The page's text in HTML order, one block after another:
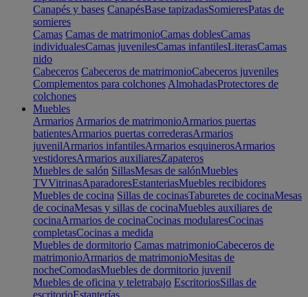
Canapés y bases CanapésBase tapizadasSomieresPatas de
somieres
Camas Camas de matrimonioCamas doblesCamas
individualesCamas juvenilesCamas infantilesLiterasCamas
nido
Cabeceros Cabeceros de matrimonioCabeceros juveniles
Complementos para colchones AlmohadasProtectores de
colchones
Muebles
Armarios Armarios de matrimonioArmarios puertas
batientesArmarios puertas correderasArmarios
juvenilArmarios infantilesArmarios esquinerosArmarios
vestidoresArmarios auxiliaresZapateros
Muebles de salón SillasMesas de salónMuebles
TVVitrinasAparadoresEstanteriasMuebles recibidores
Muebles de cocina Sillas de cocinasTaburetes de cocinaMesas
de cocinaMesas y sillas de cocinaMuebles auxiliares de
cocinaArmarios de cocinaCocinas modularesCocinas
completasCocinas a medida
Muebles de dormitorio Camas matrimonioCabeceros de
matrimonioArmarios de matrimonioMesitas de
nocheComodasMuebles de dormitorio juvenil
Muebles de oficina y teletrabajo EscritoriosSillas de
escritorioEstanterías